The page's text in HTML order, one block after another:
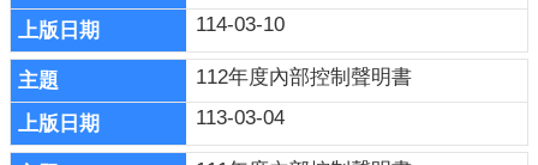
民
意
廣
場
114-03-10
112年度內部控制聲明書
113-03-04